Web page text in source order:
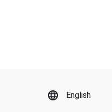
English